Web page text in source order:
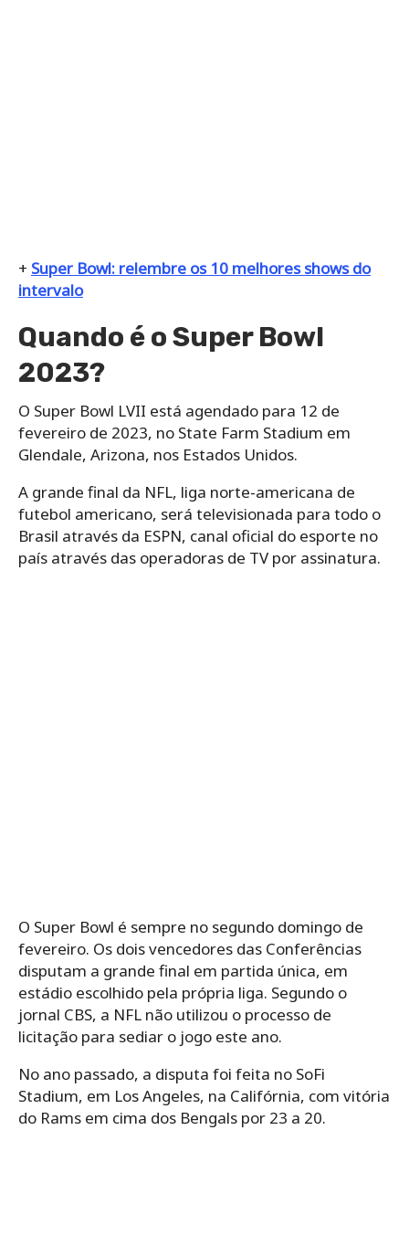
+ Super Bowl: relembre os 10 melhores shows do
intervalo
Quando é o Super Bowl
2023?
O Super Bowl LVII está agendado para 12 de
fevereiro de 2023, no State Farm Stadium em
Glendale, Arizona, nos Estados Unidos.
A grande final da NFL, liga norte-americana de
futebol americano, será televisionada para todo o
Brasil através da ESPN, canal oficial do esporte no
país através das operadoras de TV por assinatura.
O Super Bowl é sempre no segundo domingo de
fevereiro. Os dois vencedores das Conferências
disputam a grande final em partida única, em
estádio escolhido pela própria liga. Segundo o
jornal CBS, a NFL não utilizou o processo de
licitação para sediar o jogo este ano.
No ano passado, a disputa foi feita no SoFi
Stadium, em Los Angeles, na Califórnia, com vitória
do Rams em cima dos Bengals por 23 a 20.